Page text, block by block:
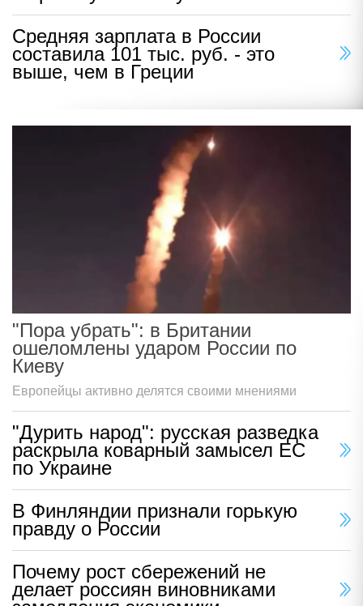
Средняя зарплата в России
составила 101 тыс. руб. - это
выше, чем в Греции
"Пора убрать": в Британии
ошеломлены ударом России по
Киеву
Европейцы активно делятся своими мнениями
"Дурить народ": русская разведка
раскрыла коварный замысел ЕС
по Украине
В Финляндии признали горькую
правду о России
Почему рост сбережений не
делает россиян виновниками